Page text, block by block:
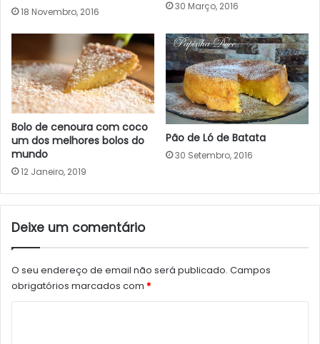
18 Novembro, 2016 30 Março, 2016
Bolo de cenoura com coco
um dos melhores bolos do
mundo
12 Janeiro, 2019
Pão de Ló de Batata
30 Setembro, 2016
Deixe um comentário
O seu endereço de email não será publicado. Campos
obrigatórios marcados com *